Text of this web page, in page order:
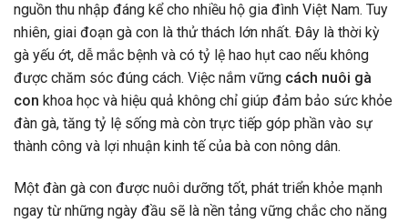
nguồn thu nhập đáng kể cho nhiều hộ gia đình Việt Nam. Tuy
nhiên, giai đoạn gà con là thử thách lớn nhất. Đây là thời kỳ
gà yếu ớt, dễ mắc bệnh và có tỷ lệ hao hụt cao nếu không
được chăm sóc đúng cách. Việc nắm vững cách nuôi gà
con khoa học và hiệu quả không chỉ giúp đảm bảo sức khỏe
đàn gà, tăng tỷ lệ sống mà còn trực tiếp góp phần vào sự
thành công và lợi nhuận kinh tế của bà con nông dân.
Một đàn gà con được nuôi dưỡng tốt, phát triển khỏe mạnh
ngay từ những ngày đầu sẽ là nền tảng vững chắc cho năng